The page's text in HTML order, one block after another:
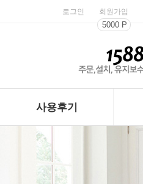
로그인 회원가입
5000 P
사용후기